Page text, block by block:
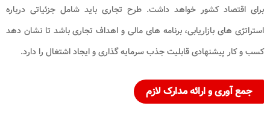
برای اقتصاد کشور خواهد داشت. طرح تجاری باید شامل جزئیاتی درباره
استراتژی های بازاریابی، برنامه های مالی و اهداف تجاری باشد تا نشان دهد
کسب و کار پیشنهادی قابلیت جذب سرمایه گذاری و ایجاد اشتغال را دارد.
جمع آوری و ارائه مدارک لازم